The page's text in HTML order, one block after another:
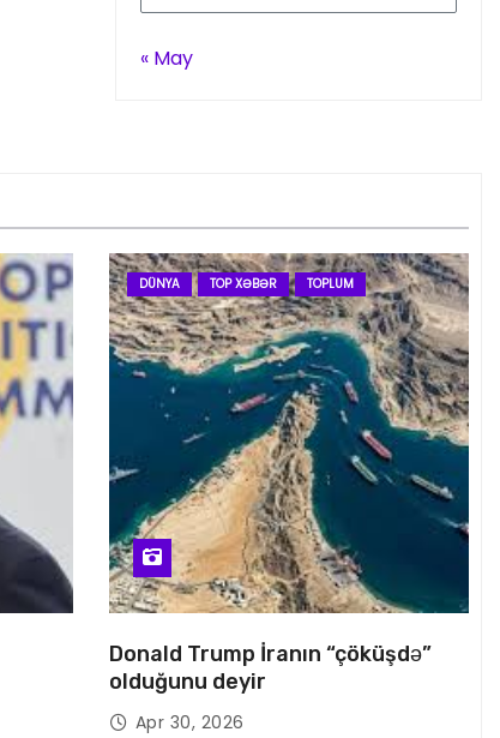
« May
DÜNYA TOP XƏBƏR TOPLUM
Donald Trump İranın “çöküşdə”
olduğunu deyir
Apr 30, 2026